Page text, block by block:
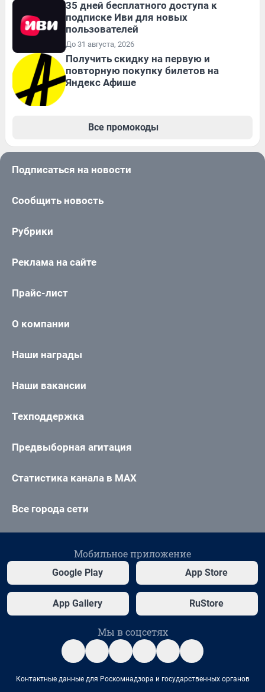
35 дней бесплатного доступа к
подписке Иви для новых
пользователей
До 31 августа, 2026
Получить скидку на первую и
повторную покупку билетов на
Яндекс Афише
Все промокоды
Подписаться на новости
Сообщить новость
Рубрики
Реклама на сайте
Прайс-лист
О компании
Наши награды
Наши вакансии
Техподдержка
Предвыборная агитация
Статистика канала в MAX
Все города сети
Мобильное приложение
Google Play App Store
App Gallery RuStore
Мы в соцсетях
Контактные данные для Роскомнадзора и государственных органов